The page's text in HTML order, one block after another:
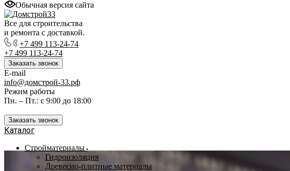
Обычная версия сайта
Все для строительства
и ремонта с доставкой.
+7 499 113-24-74
+7 499 113-24-74
Заказать звонок
E-mail
info@домстрой-33.рф
Режим работы
Пн. – Пт.: с 9:00 до 18:00
Заказать звонок
Каталог
Стройматериалы
Гидроизоляция
Древесно-плитные материалы